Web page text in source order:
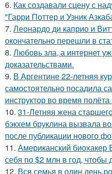
6. Как создавали сцену с
"Гарри Поттер и Узник
7. Леонардо ди каприо и
окончательно перешли в
8. Любовь зла, а интернет
доказательствами.
9. В Аргентине 22-летняя
самостоятельно посадила
инструктор во время
10. 31-Летняя жена
бэкхем бруклина вызвала
после публикации нового
11. Американский
себя по $2 млн в год, чтобы
12. Вся семья в один день